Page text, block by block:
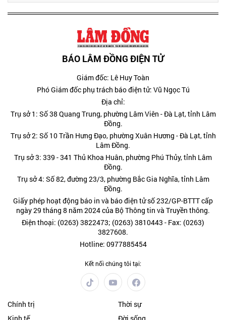
BÁO LÂM ĐỒNG ĐIỆN TỬ
Giám đốc: Lê Huy Toàn
Phó Giám đốc phụ trách báo điện tử: Vũ Ngọc Tú
Địa chỉ:
Trụ sở 1: Số 38 Quang Trung, phường Lâm Viên - Đà Lạt, tỉnh Lâm
Đồng.
Trụ sở 2: Số 10 Trần Hưng Đạo, phường Xuân Hương - Đà Lạt, tỉnh
Lâm Đồng.
Trụ sở 3: 339 - 341 Thủ Khoa Huân, phường Phú Thủy, tỉnh Lâm
Đồng.
Trụ sở 4: Số 82, đường 23/3, phường Bắc Gia Nghĩa, tỉnh Lâm
Đồng.
Giấy phép hoạt động báo in và báo điện tử số 232/GP-BTTT cấp
ngày 29 tháng 8 năm 2024 của Bộ Thông tin và Truyền thông.
Điện thoại: (0263) 3822473; (0263) 3810443 - Fax: (0263)
3827608.
Hotline: 0977885454
Kết nối chúng tôi tại:
Chính trị
Thời sự